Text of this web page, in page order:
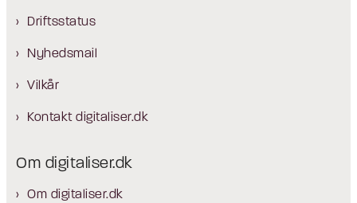
Driftsstatus
Nyhedsmail
Vilkår
Kontakt digitaliser.dk
Om digitaliser.dk
Om digitaliser.dk